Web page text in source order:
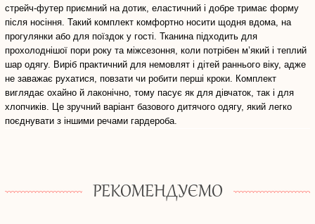
стрейч-футер приємний на дотик, еластичний і добре тримає форму
після носіння. Такий комплект комфортно носити щодня вдома, на
прогулянки або для поїздок у гості. Тканина підходить для
прохолоднішої пори року та міжсезоння, коли потрібен м’який і теплий
шар одягу. Виріб практичний для немовлят і дітей раннього віку, адже
не заважає рухатися, повзати чи робити перші кроки. Комплект
виглядає охайно й лаконічно, тому пасує як для дівчаток, так і для
хлопчиків. Це зручний варіант базового дитячого одягу, який легко
поєднувати з іншими речами гардероба.
РЕКОМЕНДУЄМО